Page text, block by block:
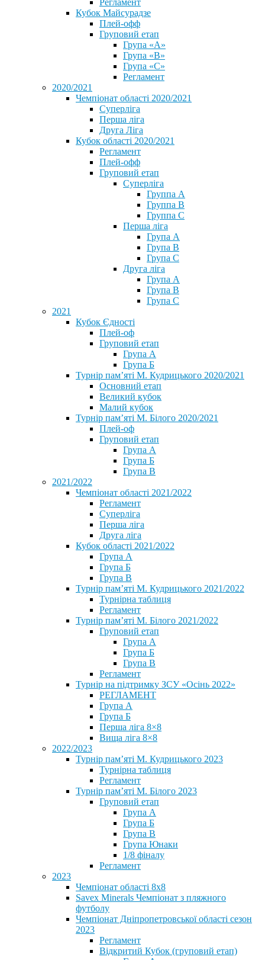
Регламент
Кубок Майсурадзе
Плей-офф
Груповий етап
Група «А»
Група «B»
Група «C»
Регламент
2020/2021
Чемпіонат області 2020/2021
Суперліга
Перша ліга
Друга Ліга
Кубок області 2020/2021
Регламент
Плей-офф
Груповий етап
Суперліга
Группа A
Группа B
Группа C
Перша ліга
Група A
Група B
Група C
Друга ліга
Група A
Група B
Група C
2021
Кубок Єдності
Плей-оф
Груповий етап
Група А
Група Б
Турнір пам’яті М. Кудрицького 2020/2021
Основний етап
Великий кубок
Малий кубок
Турнір пам’яті М. Білого 2020/2021
Плей-оф
Груповий етап
Група А
Група Б
Група В
2021/2022
Чемпіонат області 2021/2022
Регламент
Суперліга
Перша ліга
Друга ліга
Кубок області 2021/2022
Група А
Група Б
Група В
Турнір пам’яті М. Кудрицького 2021/2022
Турнірна таблиця
Регламент
Турнір пам’яті М. Білого 2021/2022
Груповий етап
Група А
Група Б
Група В
Регламент
Турнір на підтримку ЗСУ «Осінь 2022»
РЕГЛАМЕНТ
Група А
Група Б
Перша ліга 8×8
Вища ліга 8×8
2022/2023
Турнір пам’яті М. Кудрицького 2023
Турнірна таблиця
Регламент
Турнір пам’яті М. Білого 2023
Груповий етап
Група А
Група Б
Група В
Група Юнаки
1/8 фіналу
Регламент
2023
Чемпіонат області 8х8
Savex Minerals Чемпіонат з пляжного
футболу
Чемпіонат Дніпропетровської області сезон
2023
Регламент
Відкритий Кубок (груповий етап)